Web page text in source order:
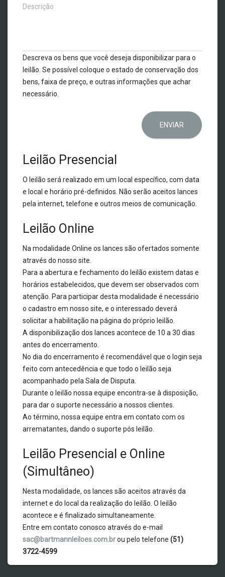
Descrição
Descreva os bens que você deseja disponibilizar para o
leilão. Se possível coloque o estado de conservação dos
bens, faixa de preço, e outras informações que achar
necessário.
Leilão Presencial
O leilão será realizado em um local específico, com data
e local e horário pré-definidos. Não serão aceitos lances
pela internet, telefone e outros meios de comunicação.
Leilão Online
Na modalidade Online os lances são ofertados somente
através do nosso site.
Para a abertura e fechamento do leilão existem datas e
horários estabelecidos, que devem ser observados com
atenção. Para participar desta modalidade é necessário
o cadastro em nosso site, e o interessado deverá
solicitar a habilitação na página do próprio leilão.
A disponibilização dos lances acontece de 10 a 30 dias
antes do encerramento.
No dia do encerramento é recomendável que o login seja
feito com antecedência e que todo o leilão seja
acompanhado pela Sala de Disputa.
Durante o leilão nossa equipe encontra-se à disposição,
para dar o suporte necessário a nossos clientes.
Ao término, nossa equipe entra em contato com os
arrematantes, dando o suporte pós leilão.
Leilão Presencial e Online
(Simultâneo)
Nesta modalidade, os lances são aceitos através da
internet e do local da realização do leilão. O leilão
acontece e é finalizado simultaneamente.
Entre em contato conosco através do e-mail
sac@bartmannleiloes.com.brou pelo telefone (51)
3722-4599